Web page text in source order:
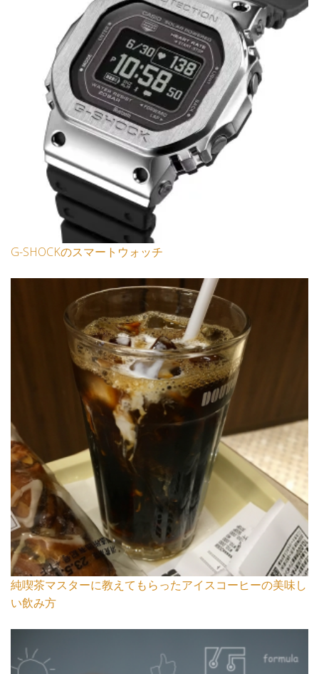
G-SHOCKのスマートウォッチ
純喫茶マスターに教えてもらったアイスコーヒーの美味し
い飲み方